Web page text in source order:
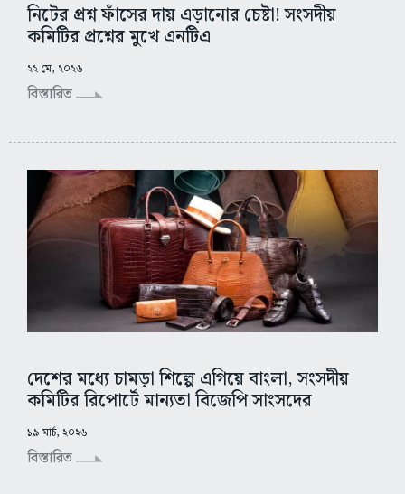
নিটের প্রশ্ন ফাঁসের দায় এড়ানোর চেষ্টা! সংসদীয়
কমিটির প্রশ্নের মুখে এনটিএ
২২ মে, ২০২৬
বিস্তারিত
দেশের মধ্যে চামড়া শিল্পে এগিয়ে বাংলা, সংসদীয়
কমিটির রিপোর্টে মান্যতা বিজেপি সাংসদের
১৯ মার্চ, ২০২৬
বিস্তারিত